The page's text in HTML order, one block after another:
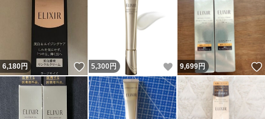
6,180円 いいね！
5,300 円 いいね！
9,699円